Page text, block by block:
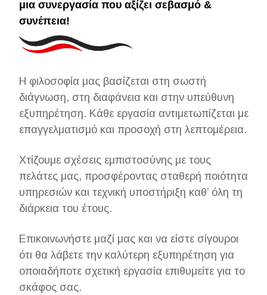
μια συνεργασία που αξίζει σεβασμό &
συνέπεια!
Η φιλοσοφία μας βασίζεται στη σωστή
διάγνωση, στη διαφάνεια και στην υπεύθυνη
εξυπηρέτηση. Κάθε εργασία αντιμετωπίζεται με
επαγγελματισμό και προσοχή στη λεπτομέρεια.
Χτίζουμε σχέσεις εμπιστοσύνης με τους
πελάτες μας, προσφέροντας σταθερή ποιότητα
υπηρεσιών και τεχνική υποστήριξη καθ’ όλη τη
διάρκεια του έτους.
Επικοινωνήστε μαζί μας και να είστε σίγουροι
ότι θα λάβετε την καλύτερη εξυπηρέτηση για
οποιαδήποτε σχετική εργασία επιθυμείτε για το
σκάφος σας.